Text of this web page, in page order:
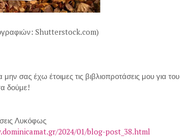
Shutterstock.com)
σας έχω έτοιμες τις βιβλιοπροτάσεις μου για του
δούμε!
Λυκόφως
2024/01/blog-post_38.html